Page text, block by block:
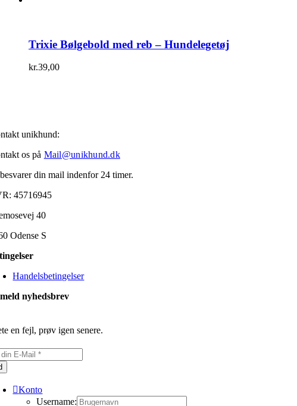
Trixie Bølgebold med reb – Hundelegetøj
kr.39,00
unikhund:
os på Mail@unikhund.dk
din mail indenfor 24 timer.
45716945
40
Odense S
Handelsbetingelser
nyhedsbrev
en fejl, prøv igen senere.
Konto
Username: